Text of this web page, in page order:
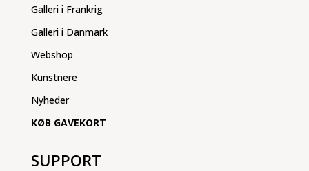
Galleri i Frankrig
Galleri i Danmark
Webshop
Kunstnere
Nyheder
KØB GAVEKORT
SUPPORT